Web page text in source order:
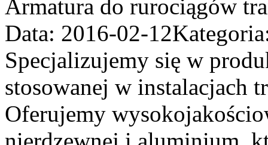
Armatura do rurociągów
Data: 2016-02-12
Specjalizujemy się w
stosowanej w instalacjach
Oferujemy